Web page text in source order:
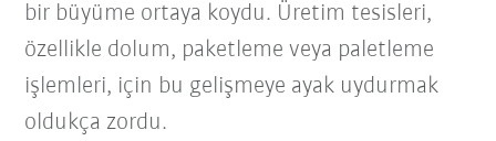
bir büyüme ortaya koydu. Üretim tesisleri,
özellikle dolum, paketleme veya paletleme
işlemleri, için bu gelişmeye ayak uydurmak
oldukça zordu.